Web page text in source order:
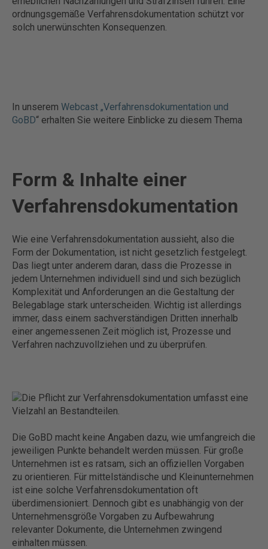
ordnungsgemäße Verfahrensdokumentation schützt vor
solch unerwünschten Konsequenzen.
In unserem Webcast „Verfahrensdokumentation und
GoBD“ erhalten Sie weitere Einblicke zu diesem Thema
Form & Inhalte einer
Verfahrensdokumentation
Wie eine Verfahrensdokumentation aussieht, also die
Form der Dokumentation, ist nicht gesetzlich festgelegt.
Das liegt unter anderem daran, dass die Prozesse in
jedem Unternehmen individuell sind und sich bezüglich
Komplexität und Anforderungen an die Gestaltung der
Belegablage stark unterscheiden. Wichtig ist allerdings
immer, dass einem sachverständigen Dritten innerhalb
einer angemessenen Zeit möglich ist, Prozesse und
Verfahren nachzuvollziehen und zu überprüfen.
Die GoBD macht keine Angaben dazu, wie umfangreich die
jeweiligen Punkte behandelt werden müssen. Für große
Unternehmen ist es ratsam, sich an offiziellen Vorgaben
zu orientieren. Für mittelständische und Kleinunternehmen
ist eine solche Verfahrensdokumentation oft
überdimensioniert. Dennoch gibt es unabhängig von der
Unternehmensgröße Vorgaben zu Aufbewahrung
relevanter Dokumente, die Unternehmen zwingend
einhalten müssen.